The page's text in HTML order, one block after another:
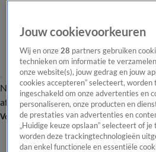
Nieuws van de DagOpinie van de Dag
afleveringVideo's Nieuws van de Dag
Volg Nieuws van de Dag
Jouw cookievoorkeuren
Wij en onze28 partners gebruiken
technieken om informatie te
onze website(s), jouw gedrag en jouw
cookies accepteren” selecteert,
ingeschakeld om onze advertenties en
personaliseren, onze producten en
de prestaties van advertenties en
„Huidige keuze opslaan” selecteert of
worden deze trackingtechnologieën
dan enkel functionele en essentiële